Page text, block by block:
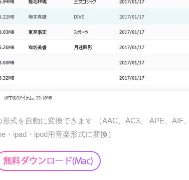
式を自動に変換できます （AAC、AC3、 APE、AIF
ipad・ipod用音楽形式に変換）